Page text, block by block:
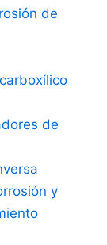
de
de
y